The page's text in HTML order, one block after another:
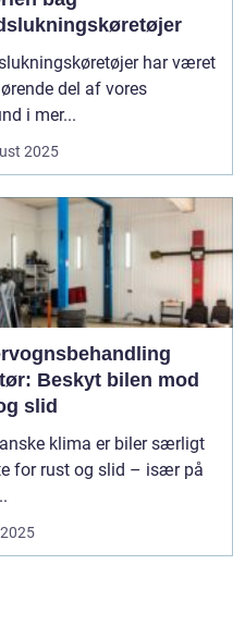
har været
del af vores
i mer...
2025
Beskyt bilen mod
slid
klima er biler særligt
for rust og slid – især på